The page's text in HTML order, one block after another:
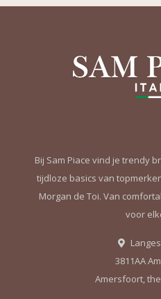
Bij Sam Piace vind je trendy
tijdloze basics van
Morgan de Toi. Van
voor
3811AA
Amersfoort,